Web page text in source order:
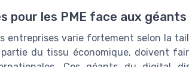
pour les PME face aux
entreprises varie fortement selon la
du tissu économique, doivent